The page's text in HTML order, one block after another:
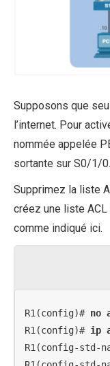
Supposons que
l’internet. Pour
nommée appelée
sortante sur S0/1/0.
Supprimez la liste
créez une liste ACL
comme indiqué ici.
R1(config)# no
R1(config)# ip
R1(config-std-